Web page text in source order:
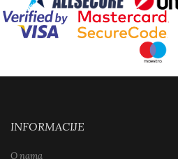
INFORMACIJE
O nama